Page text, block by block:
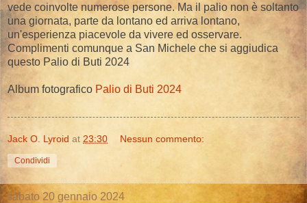
vede coinvolte numerose persone. Ma il palio non è soltanto
una giornata, parte da lontano ed arriva lontano,
un'esperienza piacevole da vivere ed osservare.
Complimenti comunque a San Michele che si aggiudica
questo Palio di Buti 2024
Album fotografico Palio di Buti 2024
Jack O. Lyroid at 23:30 Nessun commento:
Condividi
sabato 20 gennaio 2024